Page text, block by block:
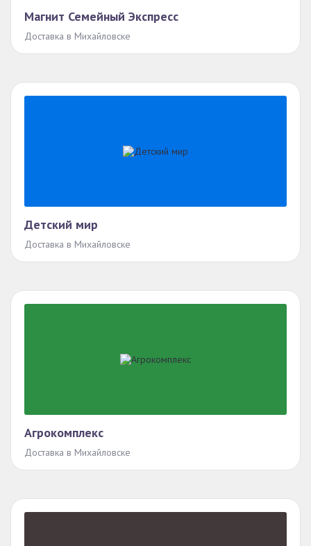
Магнит Семейный Экспресс
Доставка в Михайловске
Детский мир
Доставка в Михайловске
Агрокомплекс
Доставка в Михайловске